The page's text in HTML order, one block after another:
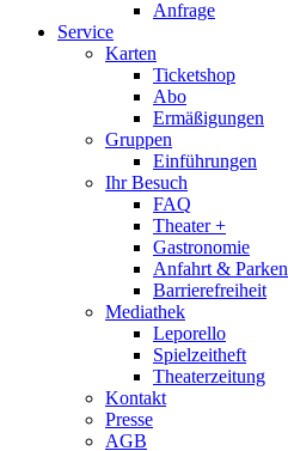
Anfrage
Service
Karten
Ticketshop
Abo
Ermäßigungen
Gruppen
Einführungen
Ihr Besuch
FAQ
Theater +
Gastronomie
Anfahrt & Parken
Barrierefreiheit
Mediathek
Leporello
Spielzeitheft
Theaterzeitung
Kontakt
Presse
AGB